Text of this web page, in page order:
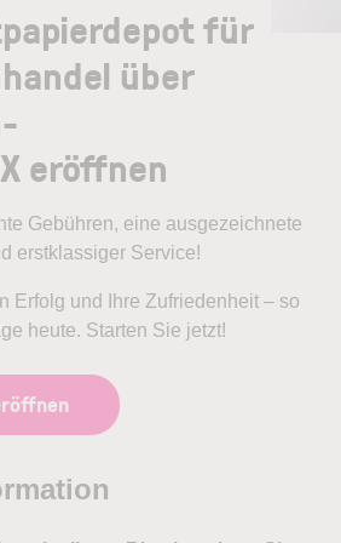
für
über
eröffnen
Gebühren, eine ausgezeichnete
erstklassiger Service!
Erfolg und Ihre Zufriedenheit – so
heute. Starten Sie jetzt!